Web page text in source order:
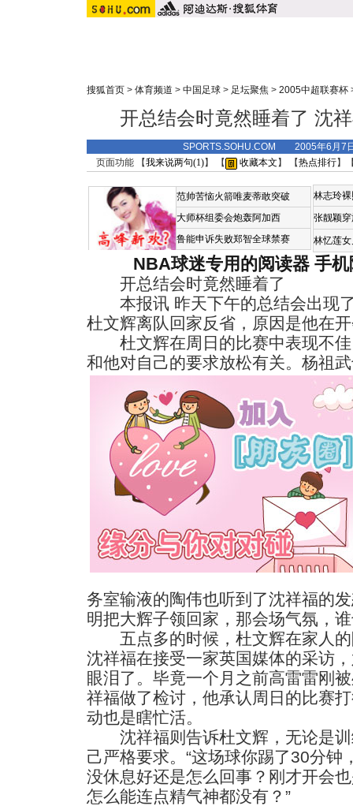
搜狐首页 > 体育频道 > 中国足球 > 足坛聚焦 > 2005中超联赛杯
开总结会时竟然睡着了 沈
SPORTS.SOHU.COM 2005年6月7
页面功能 【我来说两句(1)】 【 收藏本文 】 【热点排行】
范帅苦恼火箭唯麦蒂敢突破
大师杯组委会炮轰阿加西
鲁能申诉失败郑智全球禁赛
林志玲
张靓颖
林忆莲
NBA球迷专用的阅读器 手
开总结会时竟然睡着了
本报讯 昨天下午的总结会出现
杜文辉离队回家反省，原因是他在
杜文辉在周日的比赛中表现不佳
和他对自己的要求放松有关。 杨祖
务室输液的陶伟也听到了沈祥福的
明把大辉子领回家，那会场气氛，
五点多的时候，杜文辉在家人的
沈祥福在接受一家英国媒体的采访
眼泪了。毕竟一个月之前高雷雷刚
祥福做了检讨，他承认周日的比赛
动也是瞎忙活。
沈祥福则告诉杜文辉，无论是训
己严格要求。“这场球你踢了30分钟
没休息好还是怎么回事？刚才开会
怎么能连点精气神都没有？”